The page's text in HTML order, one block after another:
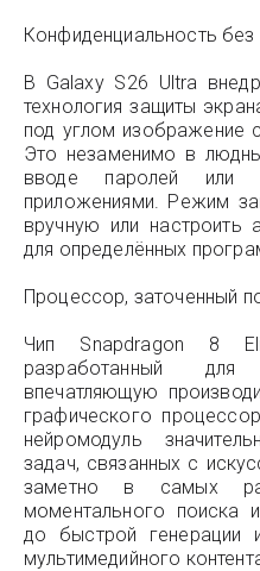
Конфиденциальность
В Galaxy S26 Ultra
технология защиты
под углом изображение
Это незаменимо в
вводе паролей или
приложениями. Режим
вручную или настроить
для определённых
Процессор, заточенный
Чип Snapdragon 8
разработанный для
впечатляющую
графического
нейромодуль
задач, связанных с
заметно в самых
моментального поиска
до быстрой генерации
мультимедийного